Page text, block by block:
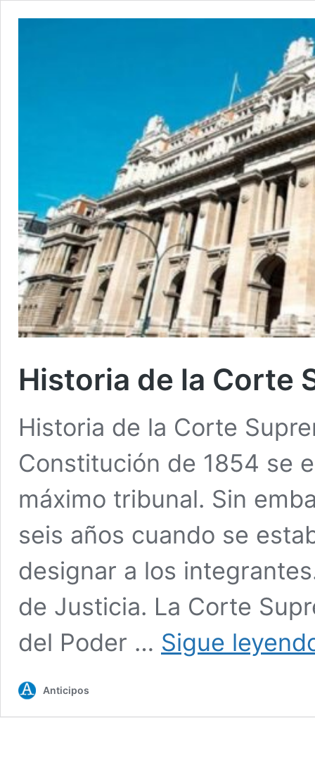
Historia de la Corte
Historia de la Corte
Constitución de 1854 se
máximo tribunal. Sin
seis años cuando se
designar a los
de Justicia. La Corte
del Poder … Sigue
Anticipos